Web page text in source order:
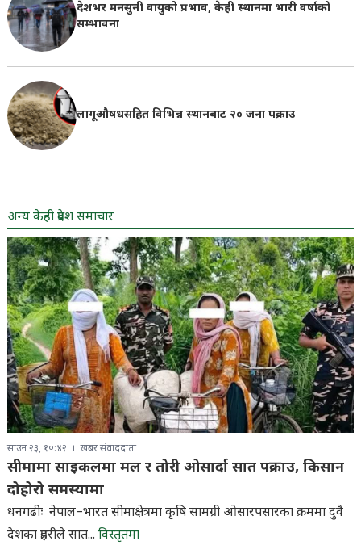
देशभर मनसुनी वायुको प्रभाव, केही स्थानमा भारी वर्षाको
सम्भावना
लागूऔषधसहित विभिन्न स्थानबाट २० जना पक्राउ
अन्य केही प्रदेश समाचार
साउन २३, १०:४२ खबर संवाददाता
सीमामा साइकलमा मल र तोरी ओसार्दा सात पक्राउ, किसान
दोहोरो समस्यामा
धनगढीः नेपाल–भारत सीमाक्षेत्रमा कृषि सामग्री ओसारपसारका क्रममा दुवै
देशका प्रहरीले सात... विस्तृतमा